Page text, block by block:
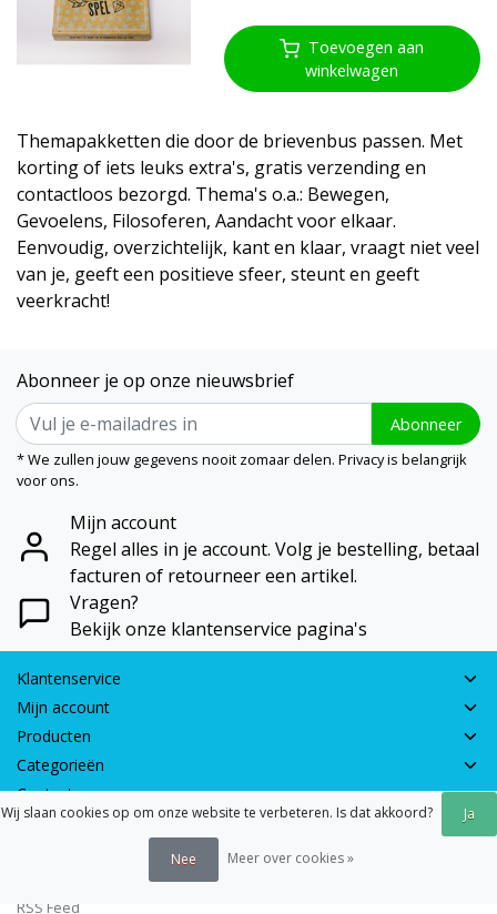
Toevoegen aan
winkelwagen
Themapakketten die door de brievenbus passen. Met
korting of iets leuks extra's, gratis verzending en
contactloos bezorgd. Thema's o.a.: Bewegen,
Gevoelens, Filosoferen, Aandacht voor elkaar.
Eenvoudig, overzichtelijk, kant en klaar, vraagt niet veel
van je, geeft een positieve sfeer, steunt en geeft
veerkracht!
Abonneer je op onze nieuwsbrief
Abonneer
* We zullen jouw gegevens nooit zomaar delen. Privacy is belangrijk
voor ons.
Mijn account
Regel alles in je account. Volg je bestelling, betaal
facturen of retourneer een artikel.
Vragen?
Bekijk onze klantenservice pagina's
Klantenservice
Mijn account
Producten
Categorieën
Contactgegevens
© 2026 - Earth Games | Realisatie:webshop-service.nl
Algemene voorwaarden|Disclaimer
RSS Feed
Wij slaan cookies op om onze website te verbeteren. Is dat akkoord? Ja
Nee Meer over cookies »